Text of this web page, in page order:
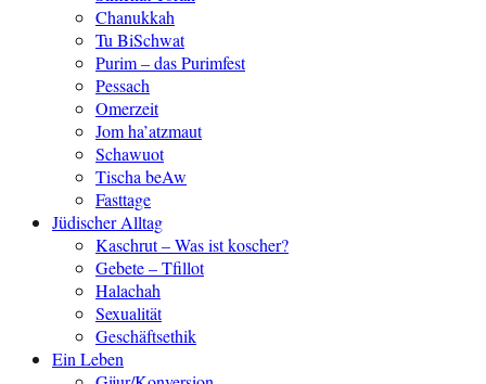
Chanukkah
Tu BiSchwat
Purim – das Purimfest
Pessach
Omerzeit
Jom ha’atzmaut
Schawuot
Tischa beAw
Fasttage
Jüdischer Alltag
Kaschrut – Was ist koscher?
Gebete – Tfillot
Halachah
Sexualität
Geschäftsethik
Ein Leben